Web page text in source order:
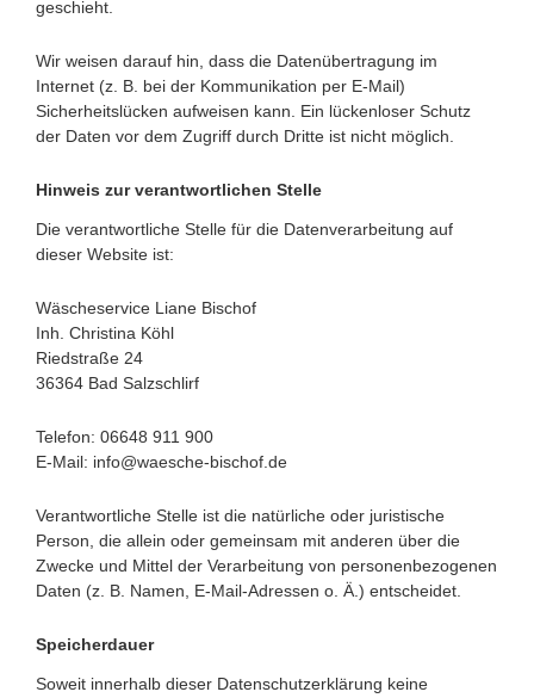
geschieht.
Wir weisen darauf hin, dass die Datenübertragung im
Internet (z. B. bei der Kommunikation per E-Mail)
Sicherheitslücken aufweisen kann. Ein lückenloser Schutz
der Daten vor dem Zugriff durch Dritte ist nicht möglich.
Hinweis zur verantwortlichen Stelle
Die verantwortliche Stelle für die Datenverarbeitung auf
dieser Website ist:
Wäscheservice Liane Bischof
Inh. Christina Köhl
Riedstraße 24
36364 Bad Salzschlirf
Telefon: 06648 911 900
E-Mail: info@waesche-bischof.de
Verantwortliche Stelle ist die natürliche oder juristische
Person, die allein oder gemeinsam mit anderen über die
Zwecke und Mittel der Verarbeitung von personenbezogenen
Daten (z. B. Namen, E-Mail-Adressen o. Ä.) entscheidet.
Speicherdauer
Soweit innerhalb dieser Datenschutzerklärung keine